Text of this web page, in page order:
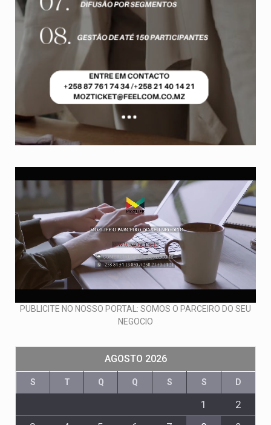
PUBLICITE NO NOSSO PORTAL: SOMOS O PARCEIRO DO SEU
NEGOCIO
AGOSTO 2026
S T Q Q S S D
1
2